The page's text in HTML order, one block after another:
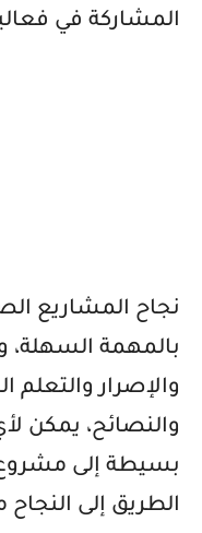
المشاركة في
نجاح المشاريع
بالمهمة السهلة،
والإصرار والتعلم
والنصائح، يمكن
بسيطة إلى
الطريق إلى النجاح